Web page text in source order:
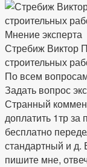
Мнение эксперта
Стребиж Виктор
строительных
По всем
Задать вопрос
Странный
доплатить 1тр за
бесплатно
стандартный и д.
пишите мне,